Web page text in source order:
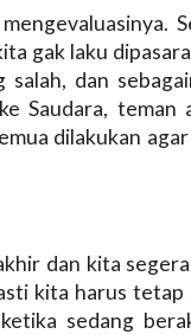
gak laku
dan
Saudara, teman
dilakukan
dan kita
kita harus tetap
sedang